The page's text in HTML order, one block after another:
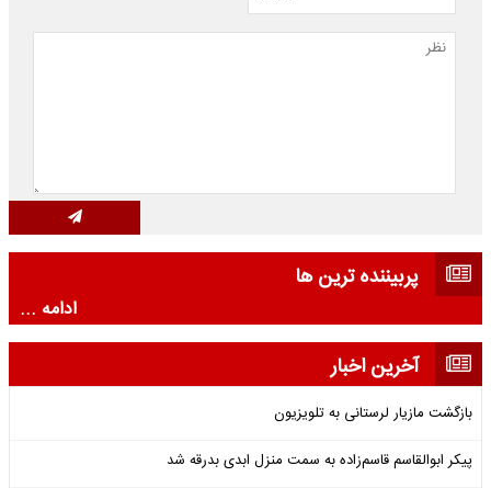
پربیننده ترین ها
ادامه ...
آخرین اخبار
بازگشت مازیار لرستانی به تلویزیون
پیکر ابوالقاسم قاسم‌زاده به سمت منزل ابدی بدرقه شد